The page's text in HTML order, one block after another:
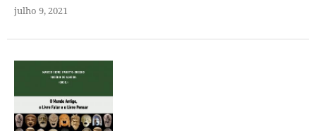
julho 9, 2021